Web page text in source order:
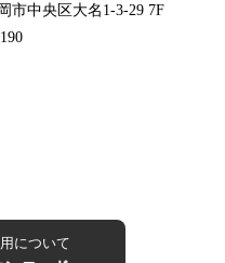
市中央区大名1-3-29 7F
について